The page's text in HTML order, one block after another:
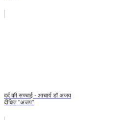
दर्द की सच्चाई - आचार्य डॉ अजय
दीक्षित "अजय"